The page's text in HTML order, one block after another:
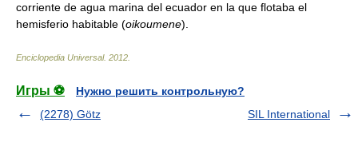
corriente de agua marina del ecuador en la que flotaba el
hemisferio habitable (oikoumene).
Enciclopedia Universal. 2012
Игры ⚽
Нужно решить контрольную?
(2278) Götz
SIL International